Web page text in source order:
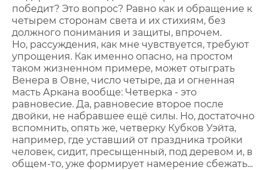
победит? Это вопрос? Равно как и обращение к
четырем сторонам света и их стихиям, без
должного понимания и защиты, впрочем.
Но, рассуждения, как мне чувствуется, требуют
упрощения. Как именно опасно, на простом
таком жизненном примере, может отыграть
Венера в Овне, число четыре, да и огненная
масть Аркана вообще: Четверка - это
равновесие. Да, равновесие второе после
двойки, не набравшее ещё силы. Но, достаточно
вспомнить, опять же, четверку Кубков Уэйта,
например, где уставший от праздника тройки
человек, сидит, пресыщенный, под деревом и, в
общем-то, уже формирует намерение сбежать...